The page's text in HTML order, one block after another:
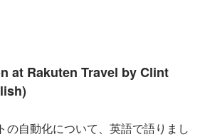
at Rakuten Travel by Clint
の自動化について、英語で語りまし